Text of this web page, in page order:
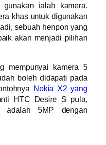
ialah kamera.
khas untuk digunakan
sebuah henpon yang
akan menjadi pilihan
mempunyai kamera 5
boleh didapati pada
Nokia X2 yang
HTC Desire S pula,
adalah 5MP dengan